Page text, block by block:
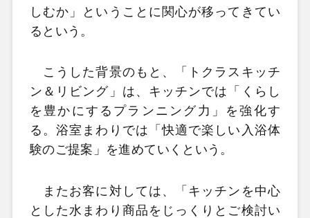
しむか」ということに関心が移ってきてい
るという。
こうした背景のもと、「トクラスキッチ
ン＆リビング」は、キッチンでは「くらし
を豊かにするプランニング力」を強化す
る。浴室まわりでは「快適で楽しい入浴体
験のご提案」を進めていくという。
またお客に対しては、「キッチンを中心
とした水まわり商品をじっくりとご検討い